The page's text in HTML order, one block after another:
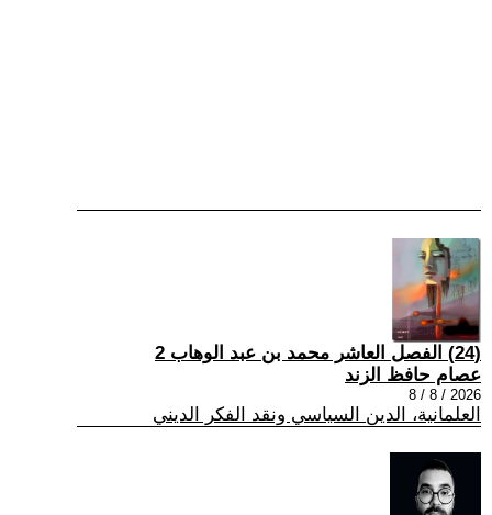
(24) الفصل العاشر محمد بن عبد الوهاب 2
عصام حافظ الزند
2026 / 8 / 8
العلمانية، الدين السياسي ونقد الفكر الديني